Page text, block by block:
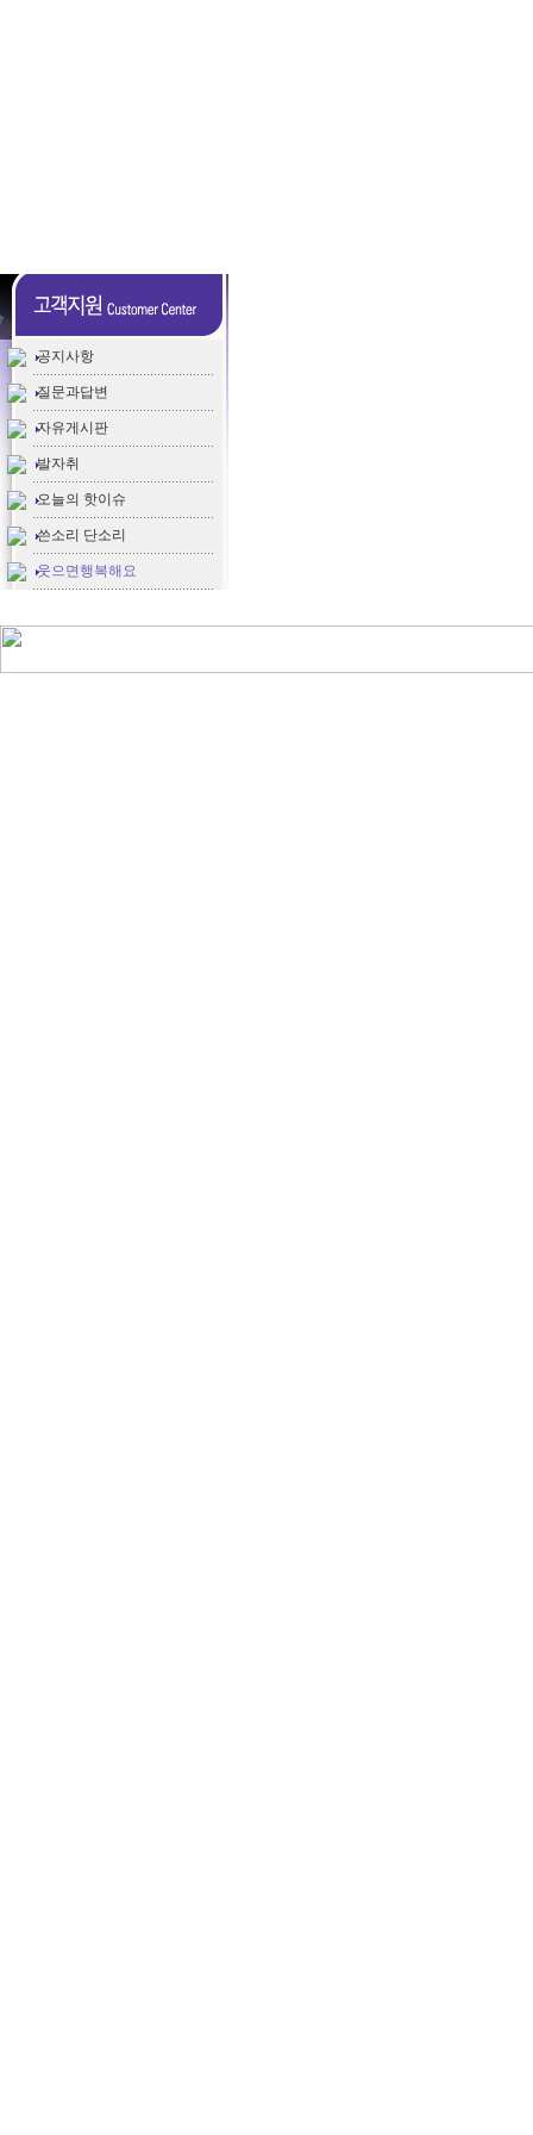
공지사항
질문과답변
자유게시판
발자취
오늘의 핫이슈
쓴소리 단소리
웃으면행복해요